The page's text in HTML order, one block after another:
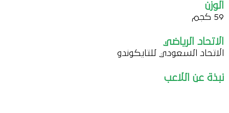
الوزن
59 كجم
الاتحاد الرياضي
الاتحاد السعودي للتايكوندو
نبذة عن اللاعب